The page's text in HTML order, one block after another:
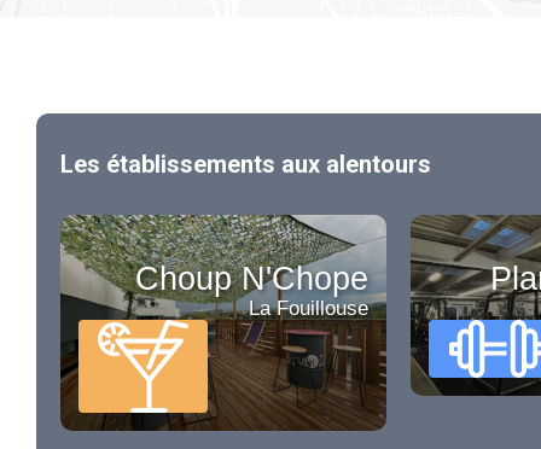
Les établissements aux alentours
Choup N'Chope
La Fouillouse